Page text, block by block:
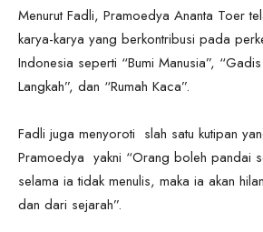
Menurut Fadli, Pramoedya Ananta Toer
karya-karya yang berkontribusi pada
Indonesia seperti “Bumi Manusia”, “Gadis
Langkah”, dan “Rumah Kaca”.
Fadli juga menyoroti slah satu kutipan
Pramoedya yakni “Orang boleh pandai
selama ia tidak menulis, maka ia akan
dan dari sejarah”.